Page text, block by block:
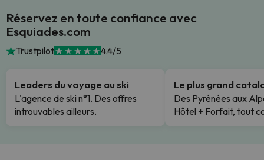
Réservez en toute confiance avec
Esquiades.com
Trustpilot 4.4/5
Leaders du voyage au ski
L'agence de ski n°1. Des offres
introuvables ailleurs.
Le plus grand
Des Pyrénées aux
Hôtel + Forfait, tout